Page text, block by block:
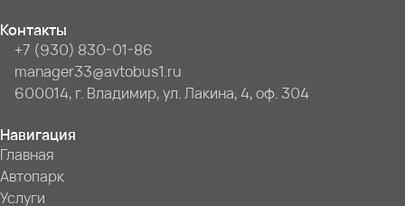
Контакты
+7 (930) 830-01-86
manager33@avtobus1.ru
600014, г. Владимир, ул. Лакина, 4, оф. 304
Навигация
Главная
Автопарк
Услуги